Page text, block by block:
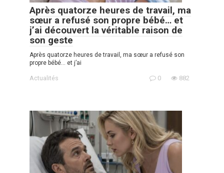
Après quatorze heures de travail, ma
sœur a refusé son propre bébé… et
j’ai découvert la véritable raison de
son geste
Après quatorze heures de travail, ma sœur a refusé son
propre bébé… et j’ai
Actualités 0 882